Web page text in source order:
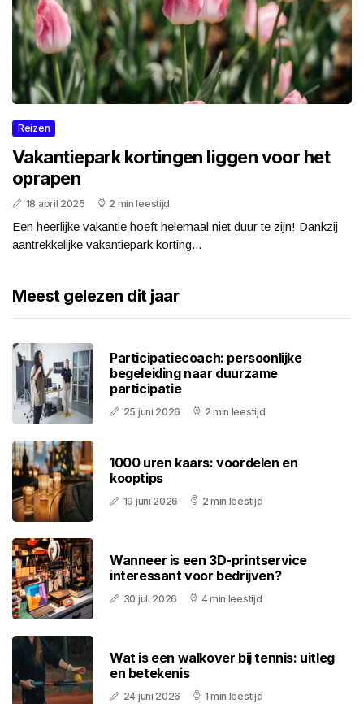
Reizen
Vakantiepark kortingen liggen voor het
oprapen
18 april 2025 2 min leestijd
Een heerlijke vakantie hoeft helemaal niet duur te zijn! Dankzij
aantrekkelijke vakantiepark korting...
Meest gelezen dit jaar
Participatiecoach: persoonlijke
begeleiding naar duurzame
participatie
25 juni 2026 2 min leestijd
1000 uren kaars: voordelen en
kooptips
19 juni 2026 2 min leestijd
Wanneer is een 3D-printservice
interessant voor bedrijven?
30 juli 2026 4 min leestijd
Wat is een walkover bij tennis: uitleg
en betekenis
24 juni 2026 1 min leestijd